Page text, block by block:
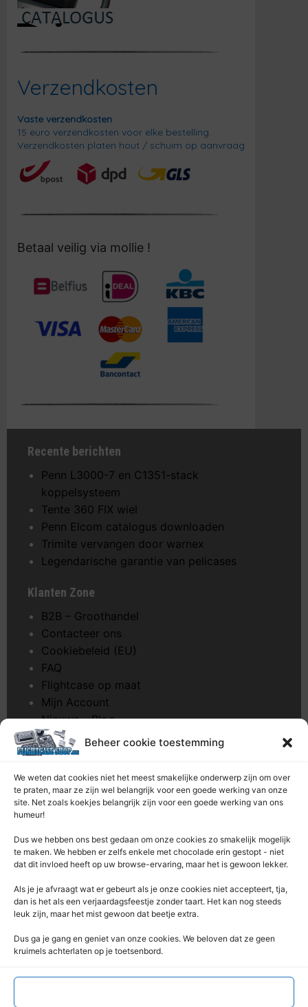
Beheer cookie toestemming
We weten dat cookies niet het meest smakelijke onderwerp zijn om over
te praten, maar ze zijn wel belangrijk voor een goede werking van onze
site. Net zoals koekjes belangrijk zijn voor een goede werking van ons
humeur!
Dus we hebben ons best gedaan om onze cookies zo smakelijk mogelijk
te maken. We hebben er zelfs enkele met chocolade erin gestopt - niet
dat dit invloed heeft op uw browse-ervaring, maar het is gewoon lekker.
Als je je afvraagt ​​wat er gebeurt als je onze cookies niet accepteert, tja,
dan is het als een verjaardagsfeestje zonder taart. Het kan nog steeds
leuk zijn, maar het mist gewoon dat beetje extra.
Dus ga je gang en geniet van onze cookies. We beloven dat ze geen
kruimels achterlaten op je toetsenbord.
Verzendkosten
Vaste verzendkosten
15 euro verzendkosten voor elke bestelling.
Verzendkosten platen hout / schuim op aanvraag
Betaal veilig via mollie !
Recente berichten
Penn L3000-7 en C1351-stack
koppelsysteem
Tente 360 FIX wiel
Penn Elcom catalogus downloaden
Trimite vervangen door warnex
Legendarische garantie van pelicases
Klanten Zone
B2B – Groothandel
Contacteer ons
Cookiebeleid (EU)
FAQ
Flightcase op maat
Mijn Account
Nieuws – Blog
Onderhoud pagina
Over ons
Privacybeleid
Retourrecht
Winkelwagen
Contacteer Ons
Rentek BV – Protekt
Nieuwpoortlaan 21 / 1
3600 Genk
Limburg – België